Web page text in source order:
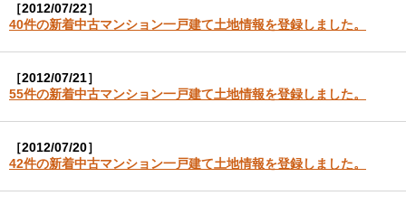
［2012/07/22］
40件の新着中古マンション一戸建て土地情報を登録しました。
［2012/07/21］
55件の新着中古マンション一戸建て土地情報を登録しました。
［2012/07/20］
42件の新着中古マンション一戸建て土地情報を登録しました。